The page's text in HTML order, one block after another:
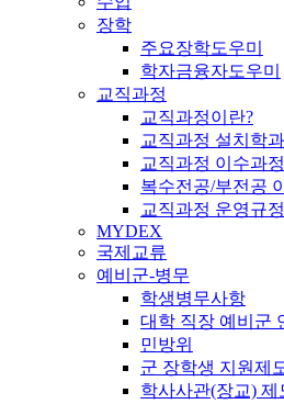
장학
주요장학도우미
학자금융자도우미
교직과정
교직과정이란?
교직과정 설치학
교직과정 이수과
복수전공/부전공
교직과정 운영규정
MYDEX
국제교류
예비군-병무
학생병무사항
대학 직장 예비군
민방위
군 장학생 지원제
학사사관(장교) 제